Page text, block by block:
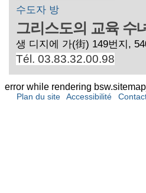
수도자 방
그리스도의 교육 수
생 디지에 가(街) 149번지,
Tél. 03.83.32.00.98
error while rendering
Plan du site Accessibilité